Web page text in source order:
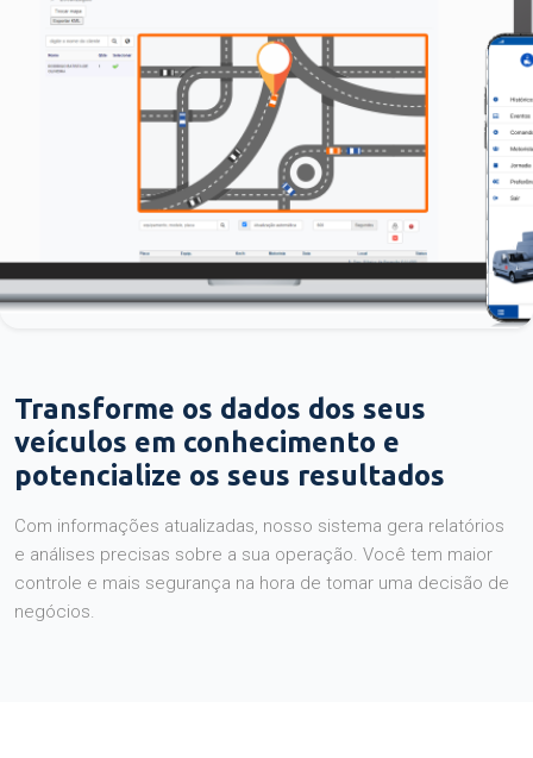
Transforme os dados dos seus
veículos em conhecimento e
potencialize os seus resultados
Com informações atualizadas, nosso sistema gera relatórios
e análises precisas sobre a sua operação. Você tem maior
controle e mais segurança na hora de tomar uma decisão de
negócios.